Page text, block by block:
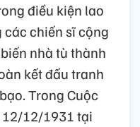
điều kiện lao
chiến sĩ cộng
nhà tù thành
kết đấu tranh
Trong Cuộc
12/1931 tại